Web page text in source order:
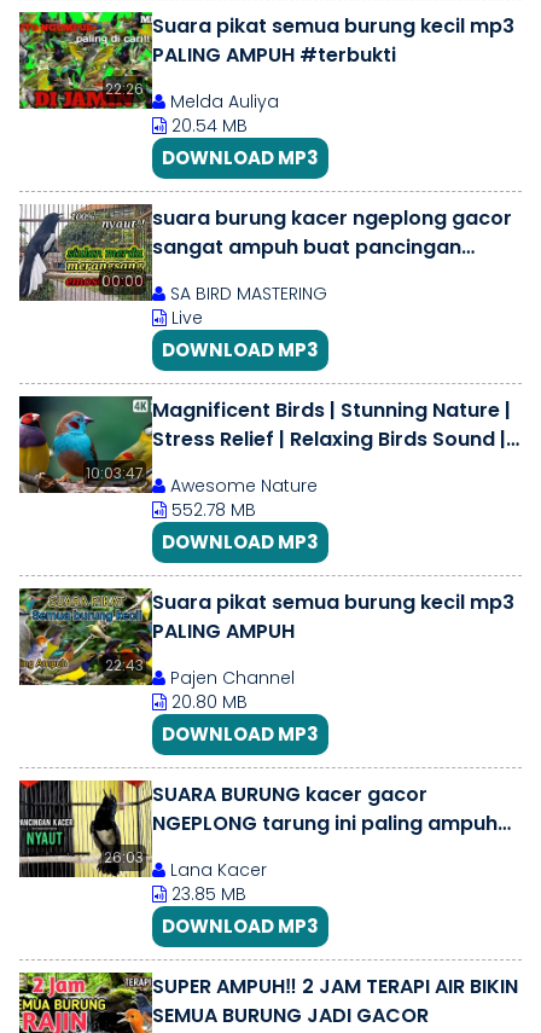
22:26
Suara pikat semua burung kecil mp3
PALING AMPUH #terbukti
Melda Auliya
20.54 MB
DOWNLOAD MP3
00:00
suara burung kacer ngeplong gacor
sangat ampuh buat pancingan
SA BIRD MASTERING
Live
DOWNLOAD MP3
10:03:47
Magnificent Birds | Stunning Nature |
Stress Relief | Relaxing Birds Sound |
Awesome Nature
552.78 MB
DOWNLOAD MP3
22:43
Suara pikat semua burung kecil mp3
PALING AMPUH
Pajen Channel
20.80 MB
DOWNLOAD MP3
26:03
SUARA BURUNG kacer gacor
NGEPLONG tarung ini paling ampuh
NYAUT
Lana Kacer
23.85 MB
DOWNLOAD MP3
SUPER AMPUH‼️ 2 JAM TERAPI AIR BIKIN
SEMUA BURUNG JADI GACOR